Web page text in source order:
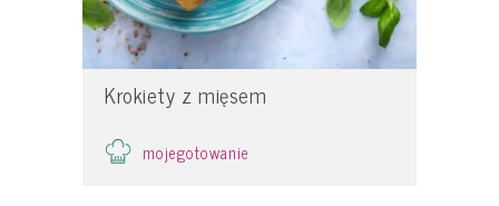
Krokiety z mięsem
mojegotowanie